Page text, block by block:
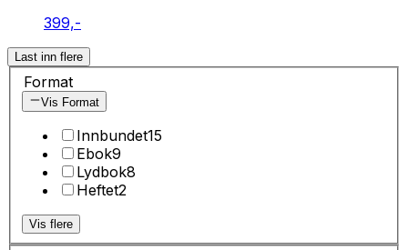
399,-
Last inn flere
Format
Vis Format
Innbundet15
Ebok9
Lydbok8
Heftet2
Vis flere